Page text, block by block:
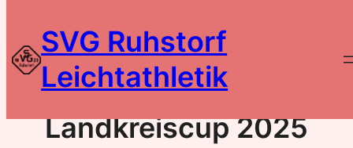
springenSVG Ruhstorf
Leichtathletik
Siegerehrung
Landkreiscup 2025